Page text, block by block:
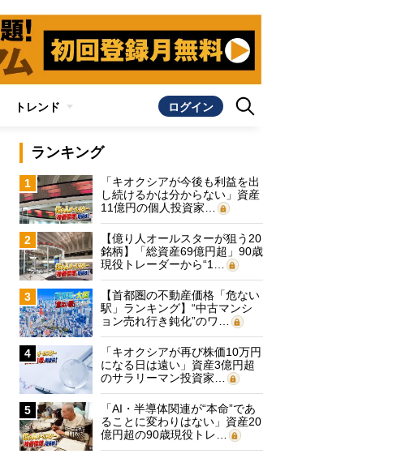
トレンド ログイン
ランキング
1
「キオクシアが今後も利益を出
し続けるかは分からない」資産
11億円の個人投資家…
2
【億り人オールスターが狙う20
銘柄】「総資産69億円超」90歳
現役トレーダーから“1…
3
【首都圏の不動産価格「危ない
駅」ランキング】“中古マンシ
ョン売れ行き鈍化”のワ…
4
「キオクシアが再び株価10万円
になる日は遠い」資産3億円超
のサラリーマン投資家…
5
「AI・半導体関連が“本命”であ
ることに変わりはない」資産20
億円超の90歳現役トレ…